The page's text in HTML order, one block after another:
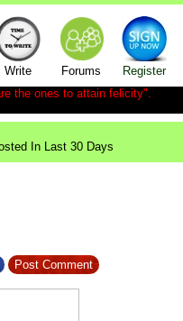
Write Forums Register
the ones to attain felicity".
In Last 30 Days
Post Comment